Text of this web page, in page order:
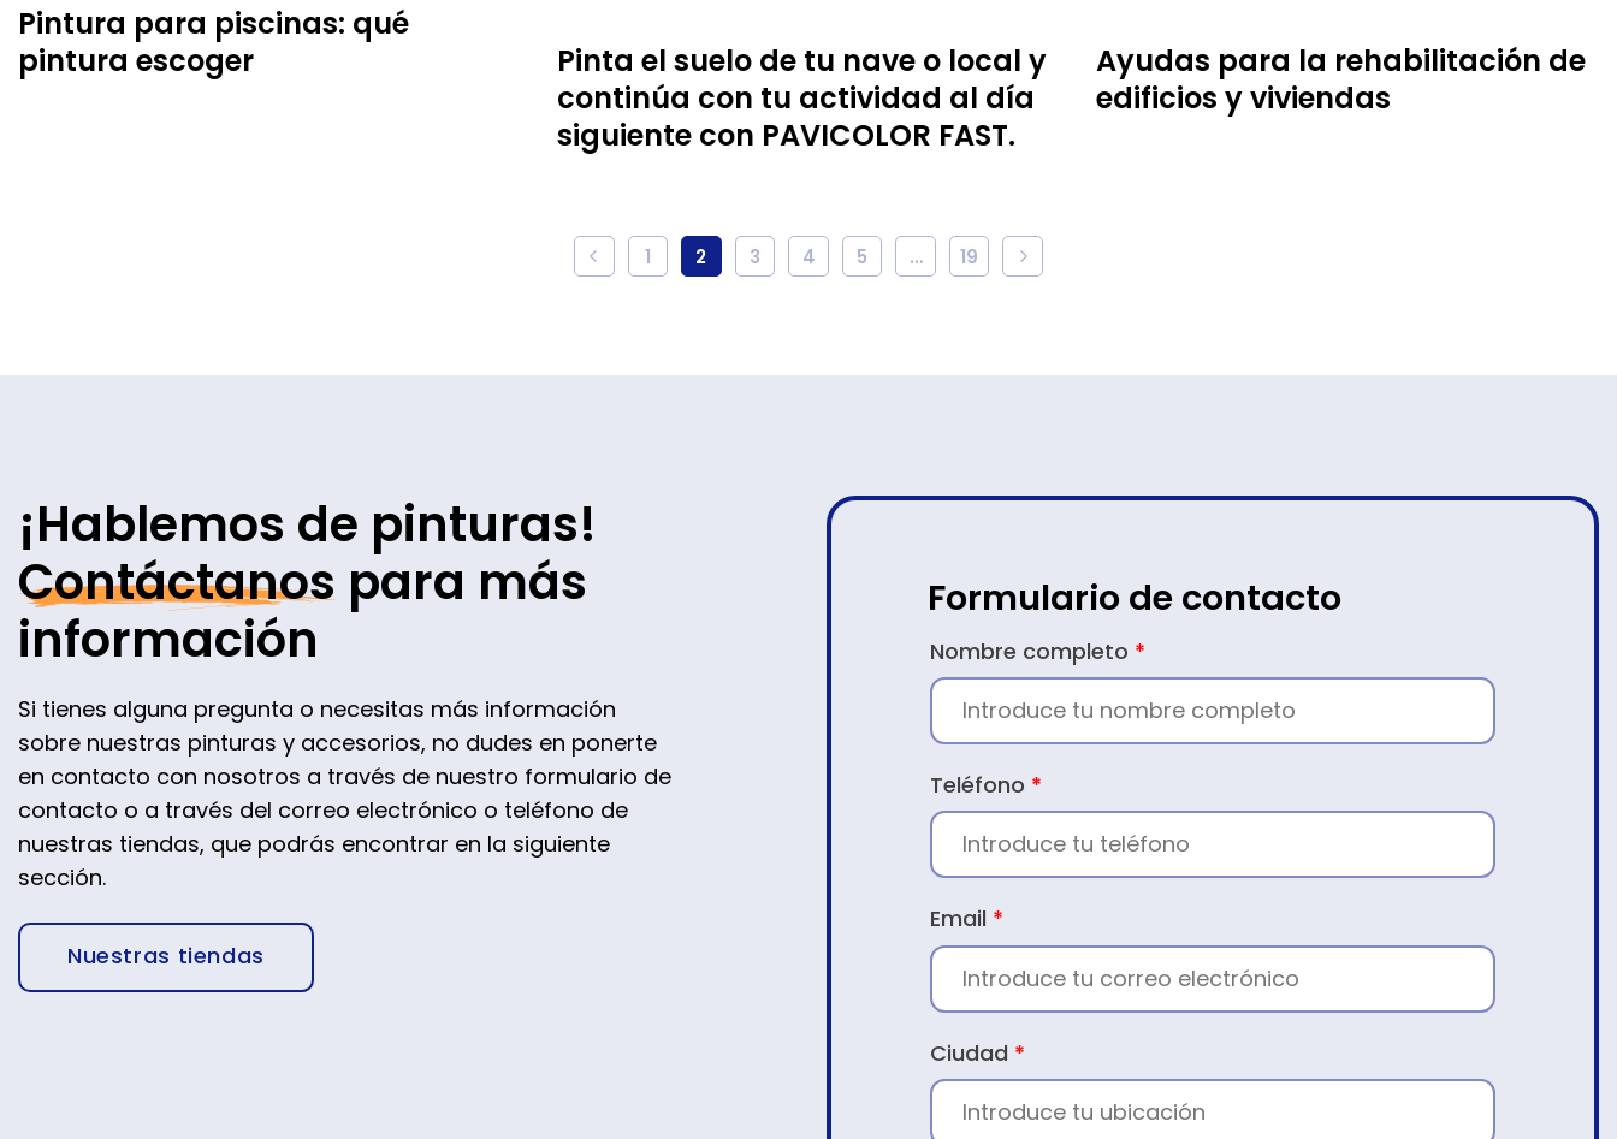
Pintura para piscinas: qué
pintura escoger
Pinta el suelo de tu nave o local y
continúa con tu actividad al día
siguiente con PAVICOLOR FAST.
Ayudas para la rehabilitación de
edificios y viviendas
1 2 3 4 5 … 19
¡Hablemos de pinturas!
Contáctanos para más
información
Si tienes alguna pregunta o necesitas más información
sobre nuestras pinturas y accesorios, no dudes en ponerte
en contacto con nosotros a través de nuestro formulario de
contacto o a través del correo electrónico o teléfono de
nuestras tiendas, que podrás encontrar en la siguiente
sección.
Nuestras tiendas
Formulario de contacto
CONTACTO
Nombre completo *
Teléfono *
Email *
Ciudad *